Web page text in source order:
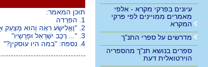
עיונים בפרקי מקרא - אלפי
מאמרים ממויינים לפי פרקי
המקרא
מדרשים על ספרי התנ"ך
ספרים בנושא תנ"ך מהספריה
הוירטואלית דעת
תוכן המאמר:
1. הפרֵדה
2. "וֶאֱלִישָׂע ראֶה וְהוּא מְצַעֵק אָבִי אָבִי..."
3. "... רֶכֶב יִשְׁרָאֵל וּפָרָשָׂיו"
4. נספח: "במה היו עוסקין?"